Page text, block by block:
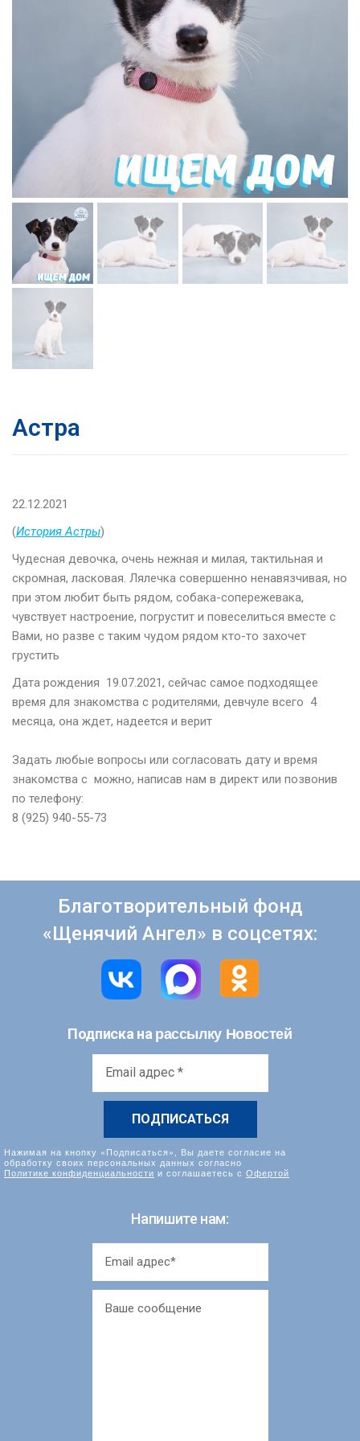
Астра
22.12.2021
(История Астры)
Чудесная девочка, очень нежная и милая, тактильная и
скромная, ласковая. Лялечка совершенно ненавязчивая, но
при этом любит быть рядом, собака-сопережевака,
чувствует настроение, погрустит и повеселиться вместе с
Вами, но разве с таким чудом рядом кто-то захочет
грустить
Дата рождения 19.07.2021, сейчас самое подходящее
время для знакомства с родителями, девчуле всего 4
месяца, она ждет, надеется и верит
Задать любые вопросы или согласовать дату и время
знакомства с можно, написав нам в директ или позвонив
по телефону:
8 (925) 940-55-73
Благотворительный фонд
«Щенячий Ангел» в соцсетях:
Подписка на рассылку Новостей
Нажимая на кнопку «Подписаться», Вы даете согласие на
обработку своих персональных данных согласно
Политике конфиденциальности и соглашаетесь с Офертой
Напишите нам: